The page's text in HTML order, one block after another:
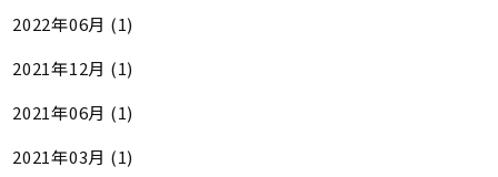
2022年06月 (1)
2021年12月 (1)
2021年06月 (1)
2021年03月 (1)